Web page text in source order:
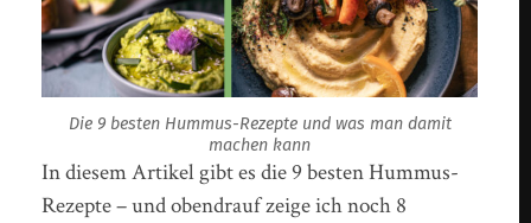
Die 9 besten Hummus-Rezepte und was man damit
machen kann
In diesem Artikel gibt es die 9 besten Hummus-
Rezepte – und obendrauf zeige ich noch 8